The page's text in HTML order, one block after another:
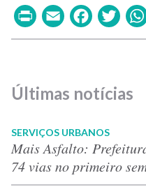
PrintEmail
Últimas notícias
SERVIÇOS URBANOS
Mais Asfalto:
74 vias no primeiro